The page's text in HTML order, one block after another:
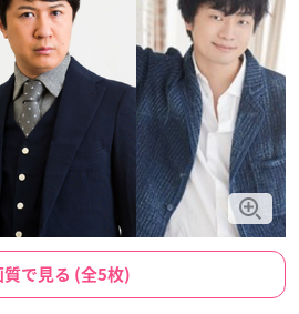
質で見る (全5枚)